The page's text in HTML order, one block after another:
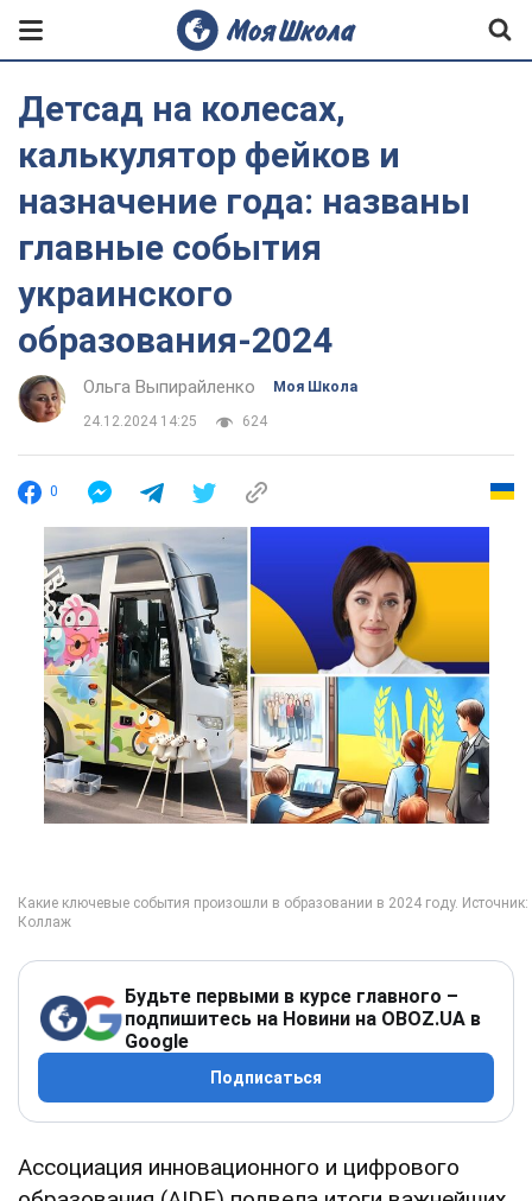
Детсад на колесах,
калькулятор фейков и
назначение года: названы
главные события
украинского
образования-2024
Ольга Выпирайленко Моя Школа
24.12.2024 14:25 624
0
Будьте первыми в курсе главного –
подпишитесь на Новини на OBOZ.UA в
Google
Подписаться
Ассоциация инновационного и цифрового